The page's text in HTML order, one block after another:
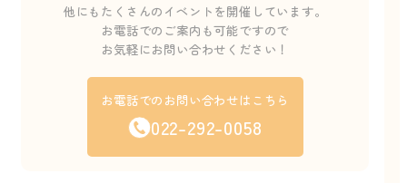
他にもたくさんのイベントを開催しています。
お電話でのご案内も可能ですので
お気軽にお問い合わせください！
お電話でのお問い合わせはこちら
022-292-0058